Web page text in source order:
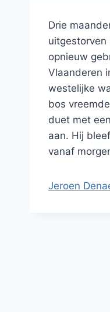
Drie
uitgestorven
opnieuw
Vlaanderen
westelijke
bos
duet met
aan. Hij
vanaf
Jeroen